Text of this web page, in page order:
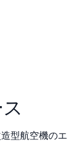
型航空機のエ